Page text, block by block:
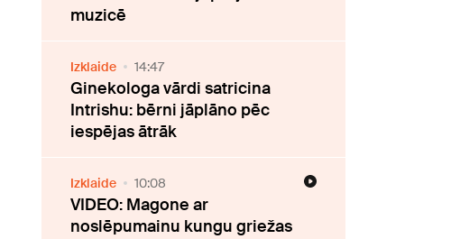
muzicē
Izklaide 14:47
Ginekologa vārdi satricina
Intrishu: bērni jāplāno pēc
iespējas ātrāk
Izklaide 10:08
VIDEO: Magone ar
noslēpumainu kungu griežas